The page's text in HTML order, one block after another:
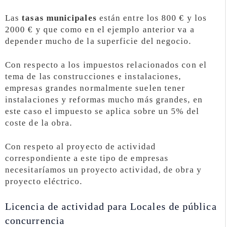
Lastasas municipales están entre los 800 € y los
2000 € y que como en el ejemplo anterior va a
depender mucho de la superficie del negocio.
Con respecto a los impuestos relacionados con el
tema de las construcciones e instalaciones,
empresas grandes normalmente suelen tener
instalaciones y reformas mucho más grandes, en
este caso el impuesto se aplica sobre un 5% del
coste de la obra.
Con respeto al proyecto de actividad
correspondiente a este tipo de empresas
necesitaríamos un proyecto actividad, de obra y
proyecto eléctrico.
Licencia de actividad para Locales de pública
concurrencia